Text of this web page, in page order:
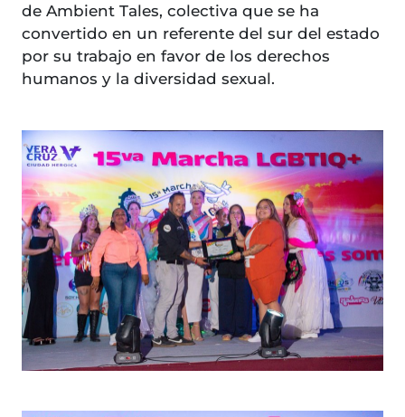
de Ambient Tales, colectiva que se ha
convertido en un referente del sur del estado
por su trabajo en favor de los derechos
humanos y la diversidad sexual.